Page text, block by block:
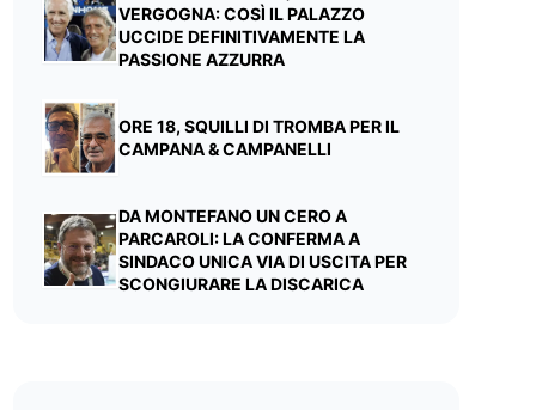
VERGOGNA: COSÌ IL PALAZZO
UCCIDE DEFINITIVAMENTE LA
PASSIONE AZZURRA
ORE 18, SQUILLI DI TROMBA PER IL
CAMPANA & CAMPANELLI
DA MONTEFANO UN CERO A
PARCAROLI: LA CONFERMA A
SINDACO UNICA VIA DI USCITA PER
SCONGIURARE LA DISCARICA